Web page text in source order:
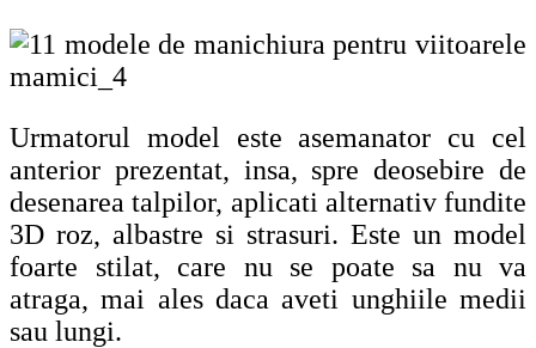
Urmatorul model este asemanator cu cel
anterior prezentat, insa, spre deosebire de
desenarea talpilor, aplicati alternativ fundite
3D roz, albastre si strasuri. Este un model
foarte stilat, care nu se poate sa nu va
atraga, mai ales daca aveti unghiile medii
sau lungi.